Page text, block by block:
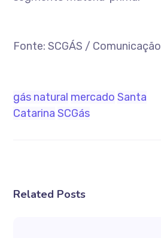
Fonte: SCGÁS / Comunicação
gás natural mercado Santa
Catarina SCGás
Related Posts